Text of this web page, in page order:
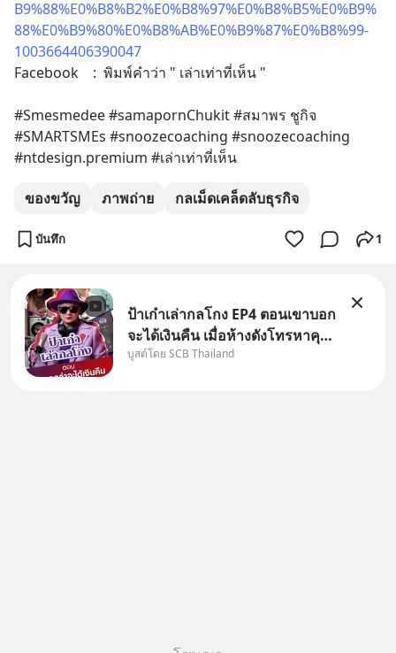
B9%88%E0%B8%B2%E0%B8%97%E0%B8%B5%E0%B9%
88%E0%B9%80%E0%B8%AB%E0%B9%87%E0%B8%99-
1003664406390047
Facebook    :  พิมพ์คำว่า " เล่าเท่าที่เห็น "
#Smesmedee #samapornChukit #สมาพร ชูกิจ
#SMARTSMEs #snoozecoaching #snoozecoaching
#ntdesign.premium #เล่าเท่าที่เห็น
ของขวัญ ภาพถ่าย กลเม็ดเคล็ดลับธุรกิจ
บันทึก 1
ป้าเก๋าเล่ากลโกง EP4 ตอนเขาบอก
จะได้เงินคืน เมื่อห้างดังโทรหาคุณ
วิยะดา แจ้งเรื่องเคลมสินค้าแล้ว
บูสต์โดย SCB Thailand